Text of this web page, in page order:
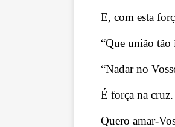
E, com esta
“Que união tão
“Nadar no
É força na cruz.
Quero amar-